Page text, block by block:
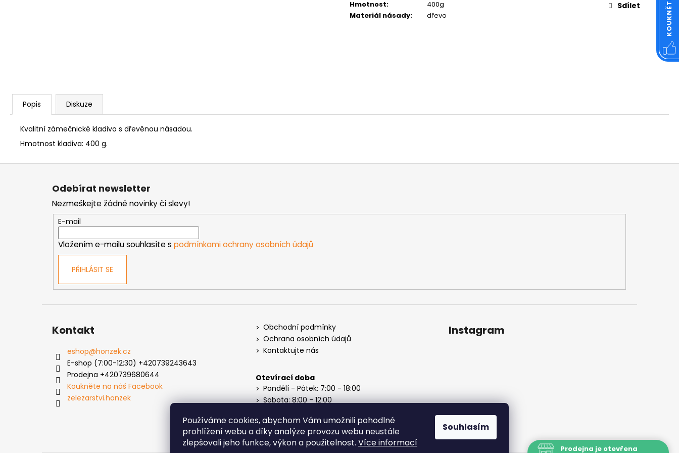
Používáme cookies, abychom Vám umožnili pohodlné
prohlížení webu a díky analýze provozu webu neustále
zlepšovali jeho funkce, výkon a použitelnost. Více informací
Souhlasím
Hmotnost:
400g
Materiál násady: dřevo
Sdílet
Popis Diskuze
Kvalitní zámečnické kladivo s dřevěnou násadou.
Hmotnost kladiva: 400 g.
MATICE ŠESTIHRANNÁ PRODLOUŽENÁ
PODLOŽKA PÉROVÁ ČTVERCOVÁ NEREZ
0,10 Kč
Z
Odebírat newsletter
Nezmeškejte žádné novinky či slevy!
E-mail
Vložením e-mailu souhlasíte s podmínkami ochrany osobních údajů
PŘIHLÁSIT SE
Kontakt
eshop@honzek.cz
E-shop (7:00-12:30) +420739243643
Prodejna +420739680644
Koukněte na náš Facebook
zelezarstvi.honzek
Obchodní podmínky
Ochrana osobních údajů
Kontaktujte nás
Otevírací doba
Pondělí - Pátek: 7:00 - 18:00
Sobota: 8:00 - 12:00
Instagram
Prodejna je otevřena